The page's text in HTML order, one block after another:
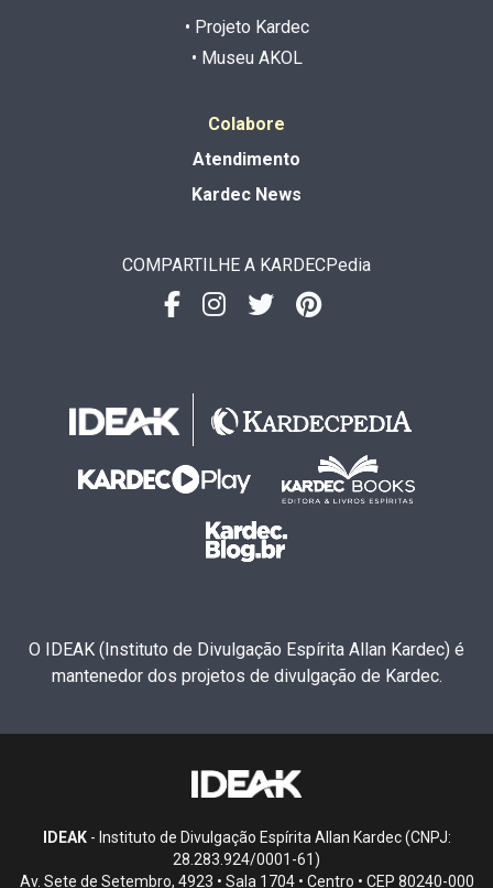
• Projeto Kardec
• Museu AKOL
Colabore
Atendimento
Kardec News
COMPARTILHE A KARDECPedia
O IDEAK (Instituto de Divulgação Espírita Allan Kardec) é
mantenedor dos projetos de divulgação de Kardec.
IDEAK- Instituto de Divulgação Espírita Allan Kardec (CNPJ:
28.283.924/0001-61)
Av. Sete de Setembro, 4923 • Sala 1704 • Centro • CEP 80240-000